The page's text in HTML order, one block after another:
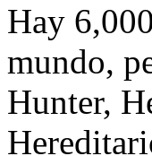
Hay
mundo,
Hunter,